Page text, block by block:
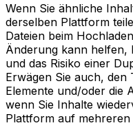
Wenn Sie ähnliche
derselben Plattform
Dateien beim
Änderung kann helfen,
und das Risiko einer
Erwägen Sie auch, den
Elemente und/oder die
wenn Sie Inhalte
Plattform auf